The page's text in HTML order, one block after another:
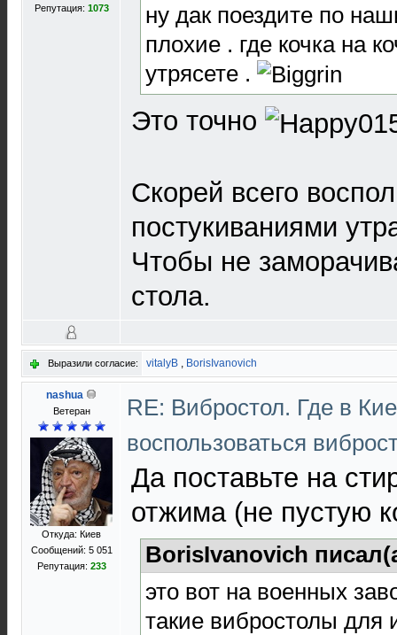
Репутация: 1073
ну дак поездите по
плохие . где кочка на
утрясете .
Это точно
Скорей всего
постукиваниями
Чтобы не
стола.
Выразили согласие: vitalyB , BorisIvanovich
nashua
Ветеран
Откуда: Киев
Сообщений: 5 051
Репутация: 233
RE: Вибростол. Где в
воспользоваться
Да поставьте на
отжима (не пустую
BorisIvanovich
это вот на военных
такие вибростолы для